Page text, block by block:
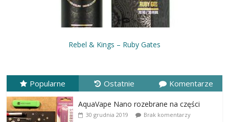
Rebel & Kings – Ruby Gates
Popularne Ostatnie Komentarze
AquaVape Nano rozebrane na części
30 grudnia 2019 Brak komentarzy